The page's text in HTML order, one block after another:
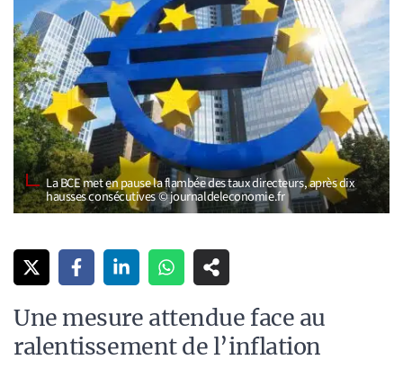
La BCE met en pause la flambée des taux directeurs, après dix
hausses consécutives © journaldeleconomie.fr
Une mesure attendue face au
ralentissement de l’inflation